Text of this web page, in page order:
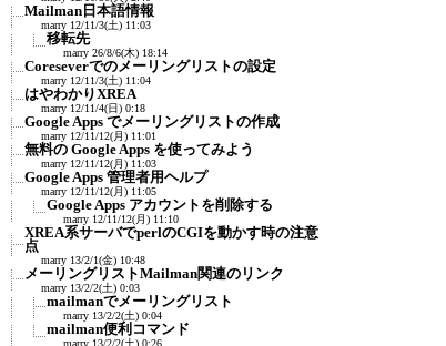
Mailman日本語情報
marry 12/11/3(土) 11:03
移転先
marry 26/8/6(木) 18:14
Coreseverでのメーリングリストの設定
marry 12/11/3(土) 11:04
はやわかりXREA
marry 12/11/4(日) 0:18
Google Apps でメーリングリストの作成
marry 12/11/12(月) 11:01
無料の Google Apps を使ってみよう
marry 12/11/12(月) 11:03
Google Apps 管理者用ヘルプ
marry 12/11/12(月) 11:05
Google Apps アカウントを削除する
marry 12/11/12(月) 11:10
XREA系サーバでperlのCGIを動かす時の注意
点
marry 13/2/1(金) 10:48
メーリングリストMailman関連のリンク
marry 13/2/2(土) 0:03
mailmanでメーリングリスト
marry 13/2/2(土) 0:04
mailman便利コマンド
marry 13/2/2(土) 0:26